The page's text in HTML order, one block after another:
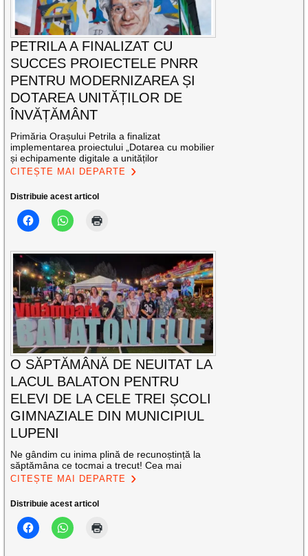
PETRILA A FINALIZAT CU
SUCCES PROIECTELE PNRR
PENTRU MODERNIZAREA ȘI
DOTAREA UNITĂȚILOR DE
ÎNVĂȚĂMÂNT
Primăria Orașului Petrila a finalizat
implementarea proiectului „Dotarea cu mobilier
și echipamente digitale a unităților
CITEȘTE MAI DEPARTE
Distribuie acest articol
O SĂPTĂMÂNĂ DE NEUITAT LA
LACUL BALATON PENTRU
ELEVI DE LA CELE TREI ȘCOLI
GIMNAZIALE DIN MUNICIPIUL
LUPENI
Ne gândim cu inima plină de recunoștință la
săptămâna ce tocmai a trecut! Cea mai
CITEȘTE MAI DEPARTE
Distribuie acest articol